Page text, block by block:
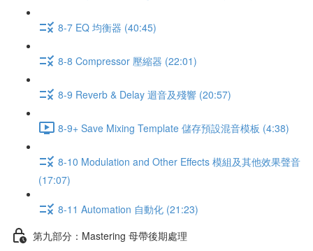
8-7 EQ 均衡器 (40:45)
8-8 Compressor 壓縮器 (22:01)
8-9 Reverb & Delay 迴音及殘響 (20:57)
8-9+ Save Mixing Template 儲存預設混音模板 (4:38)
8-10 Modulation and Other Effects 模組及其他效果聲音
(17:07)
8-11 Automation 自動化 (21:23)
第九部分：Mastering 母帶後期處理